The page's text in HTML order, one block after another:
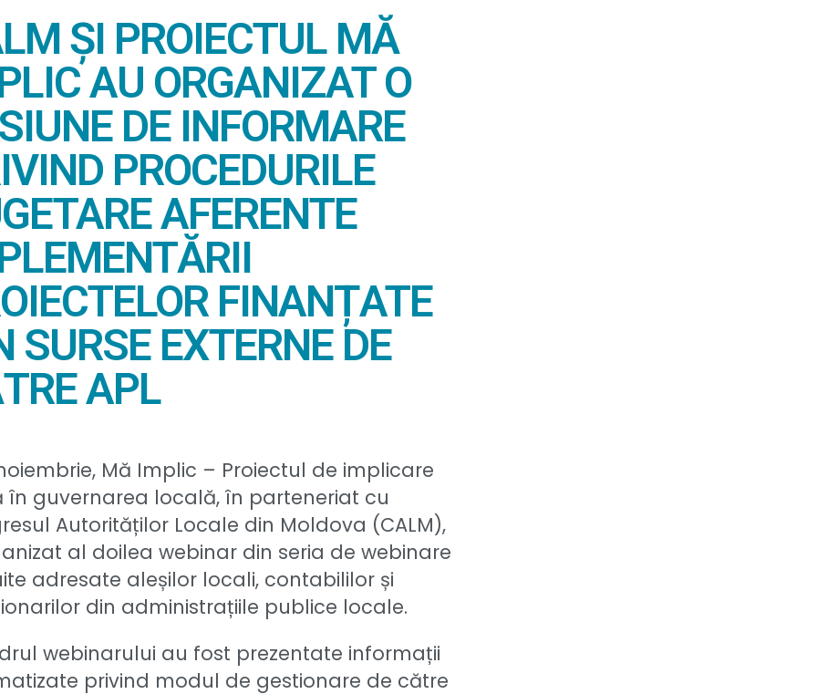
ȘI PROIECTUL MĂ
AU ORGANIZAT O
DE INFORMARE
PROCEDURILE
AFERENTE
FINANȚATE
SURSE EXTERNE DE
APL
Mă Implic – Proiectul de implicare
în guvernarea locală, în parteneriat cu
Autorităților Locale din Moldova (CALM),
al doilea webinar din seria de webinare
adresate aleșilor locali, contabililor și
din administrațiile publice locale.
webinarului au fost prezentate informații
privind modul de gestionare de către